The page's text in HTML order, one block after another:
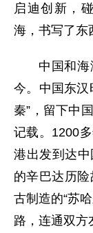
启迪创新，
海，书写了东
中国和
今。中国东汉
秦”，留下中
记载。1200
港出发到达
的辛巴达历
古制造的“苏
路，连通双方